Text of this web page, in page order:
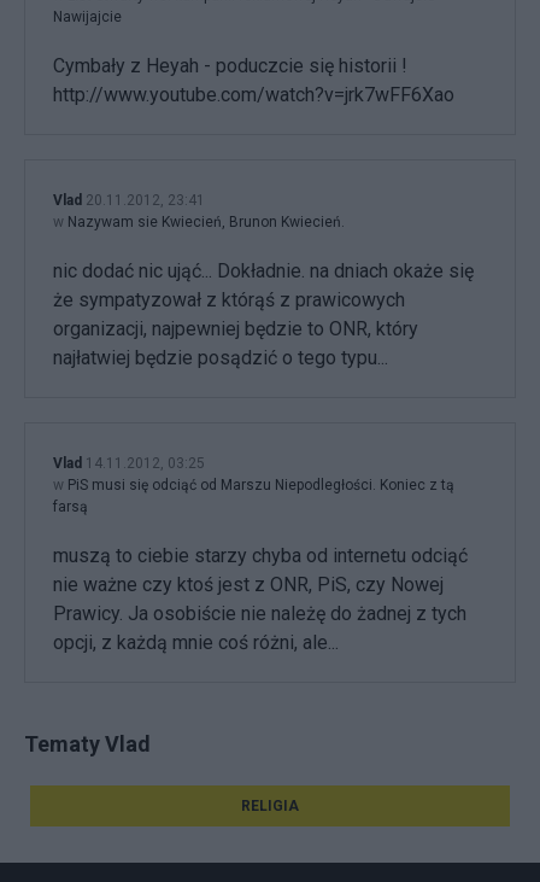
Nawijajcie
Cymbały z Heyah - poduczcie się historii !
http://www.youtube.com/watch?v=jrk7wFF6Xao
Vlad 20.11.2012, 23:41
w Nazywam sie Kwiecień, Brunon Kwiecień.
nic dodać nic ująć... Dokładnie. na dniach okaże się
że sympatyzował z którąś z prawicowych
organizacji, najpewniej będzie to ONR, który
najłatwiej będzie posądzić o tego typu...
Vlad 14.11.2012, 03:25
w PiS musi się odciąć od Marszu Niepodległości. Koniec z tą
farsą
muszą to ciebie starzy chyba od internetu odciąć
nie ważne czy ktoś jest z ONR, PiS, czy Nowej
Prawicy. Ja osobiście nie należę do żadnej z tych
opcji, z każdą mnie coś różni, ale...
Tematy Vlad
RELIGIA